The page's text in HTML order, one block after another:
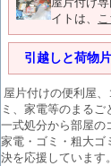
イトは、
引越しと荷物
屋片付けの便利屋
ミ、家電等のまる
一式処分から部屋の
家電・ゴミ・粗大ゴ
決を応援しています